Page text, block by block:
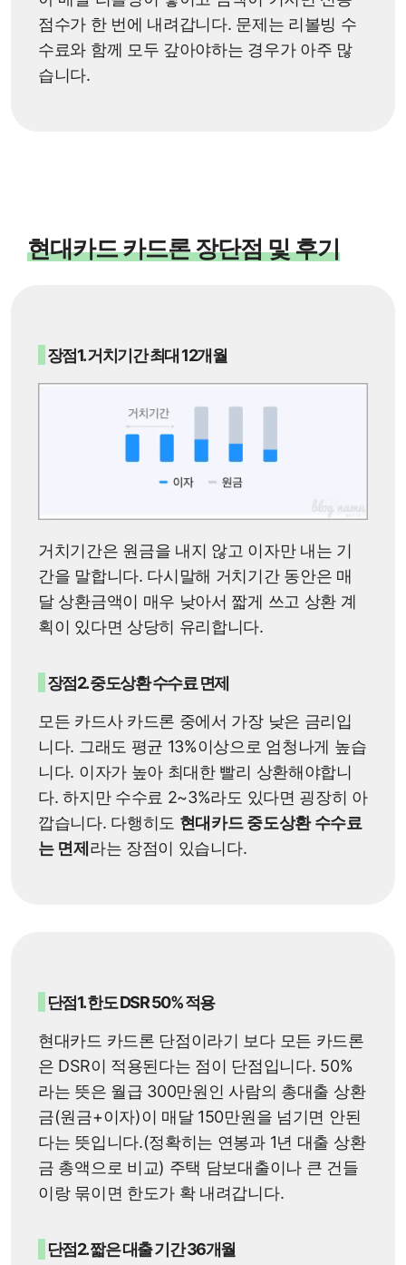
점수가 한 번에 내려갑니다. 문제는 리볼빙 수
수료와 함께 모두 갚아야하는 경우가 아주 많
습니다.
현대카드 카드론 장단점 및 후기
장점1. 거치기간 최대 12개월
거치기간은 원금을 내지 않고 이자만 내는 기
간을 말합니다. 다시말해 거치기간 동안은 매
달 상환금액이 매우 낮아서 짧게 쓰고 상환 계
획이 있다면 상당히 유리합니다.
장점2. 중도상환 수수료 면제
모든 카드사 카드론 중에서 가장 낮은 금리입
니다. 그래도 평균 13%이상으로 엄청나게 높습
니다. 이자가 높아 최대한 빨리 상환해야합니
다. 하지만 수수료 2~3%라도 있다면 굉장히 아
깝습니다. 다행히도 현대카드 중도상환 수수료
는 면제 라는 장점이 있습니다.
단점1. 한도 DSR 50% 적용
현대카드 카드론 단점이라기 보다 모든 카드론
은 DSR이 적용된다는 점이 단점입니다. 50%
라는 뜻은 월급 300만원인 사람의 총대출 상환
금(원금+이자)이 매달 150만원을 넘기면 안된
다는 뜻입니다.(정확히는 연봉과 1년 대출 상환
금 총액으로 비교) 주택 담보대출이나 큰 건들
이랑 묶이면 한도가 확 내려갑니다.
단점2. 짧은 대출 기간 36개월